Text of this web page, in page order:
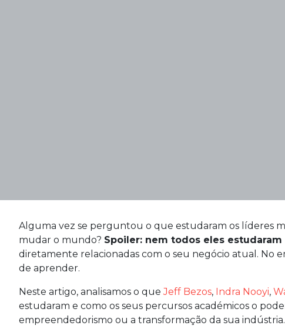
Alguma vez se perguntou o que estudaram os líderes
mudar o mundo? Spoiler: nem todos eles estudaram
diretamente relacionadas com o seu negócio atual. No
de aprender.
Neste artigo, analisamos o queJeff Bezos, Indra Nooyi,
estudaram e como os seus percursos académicos o
empreendedorismo ou a transformação da sua indústria.